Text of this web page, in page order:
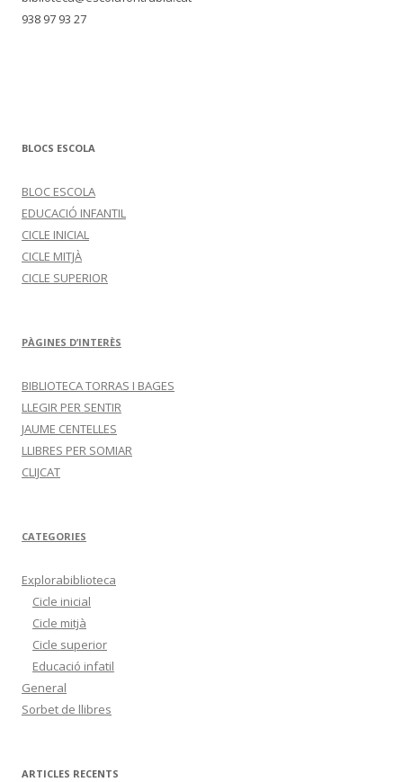
938 97 93 27
BLOCS ESCOLA
BLOC ESCOLA
EDUCACIÓ INFANTIL
CICLE INICIAL
CICLE MITJÀ
CICLE SUPERIOR
PÀGINES D’INTERÈS
BIBLIOTECA TORRAS I BAGES
LLEGIR PER SENTIR
JAUME CENTELLES
LLIBRES PER SOMIAR
CLIJCAT
CATEGORIES
Explorabiblioteca
Cicle inicial
Cicle mitjà
Cicle superior
Educació infatil
General
Sorbet de llibres
ARTICLES RECENTS